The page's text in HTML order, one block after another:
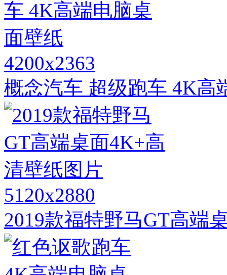
4200x2363
概念汽车 超级跑车 4K高
5120x2880
2019款福特野马GT高端